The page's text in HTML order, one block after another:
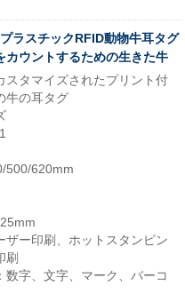
ラスチックRFID動物牛耳タグ
カウントするための生きた牛
スタマイズされたプリント付
牛の耳タグ
500/620mm
ザー印刷、ホットスタンピン
刷
数字、文字、マーク、バーコ